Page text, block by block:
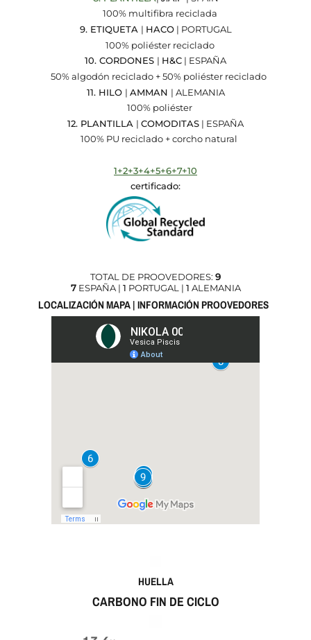
100% multifibra reciclada
9. ETIQUETA | HACO| PORTUGAL
100% poliéster reciclado
10. CORDONES | H&C | ESPAÑA
50% algodón reciclado + 50% poliéster reciclado
11. HILO | AMMAN | ALEMANIA
100% poliéster
12. PLANTILLA | COMODITAS | ESPAÑA
100% PU reciclado + corcho natural
1+2+3+4+5+6+7+10
certificado:
TOTAL DE PROOVEDORES: 9
7ESPAÑA | 1 PORTUGAL | 1 ALEMANIA
LOCALIZACIÓN MAPA | INFORMACIÓN PROOVEDORES
HUELLA
CARBONO FIN DE CICLO